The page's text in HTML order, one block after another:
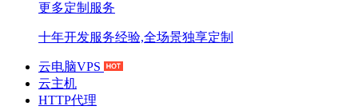
更多定制服务
十年开发服务经验,全场景独享定制
云电脑VPS
云主机
HTTP代理